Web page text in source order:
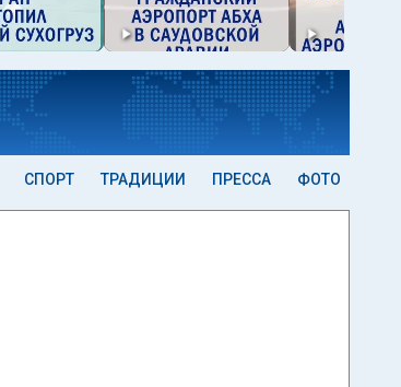
СПОРТ ТРАДИЦИИ ПРЕССА ФОТО